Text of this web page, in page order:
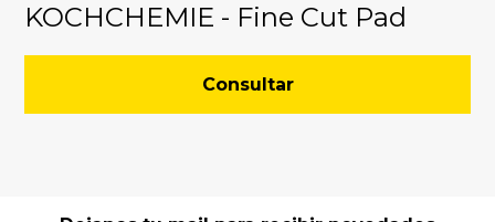
KOCHCHEMIE - Fine Cut Pad
Consultar